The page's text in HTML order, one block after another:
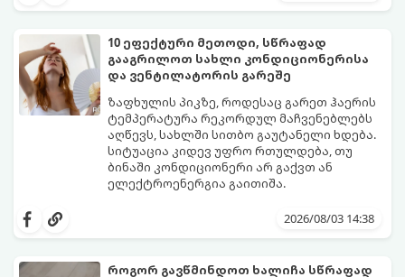
10 ეფექტური მეთოდი, სწრაფად
გააგრილოთ სახლი კონდიციონერისა
და ვენტილატორის გარეშე
ზაფხულის პიკზე, როდესაც გარეთ ჰაერის
ტემპერატურა რეკორდულ მაჩვენებლებს
აღწევს, სახლში სითბო გაუტანელი ხდება.
სიტუაცია კიდევ უფრო რთულდება, თუ
ბინაში კონდიციონერი არ გაქვთ ან
ელექტროენერგია გაითიშა.
კანონები და გამოცდილი ყოფითი ხრიკები,
სასიამოვნო სიგრილე სპეციალური
2026/08/03 14:38
როგორ გავწმინდოთ ხალიჩა სწრაფად